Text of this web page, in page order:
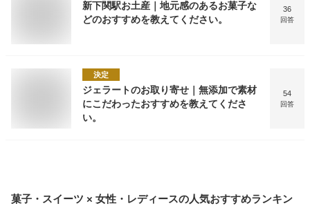
新下関駅お土産｜地元感のあるお菓子な
どのおすすめを教えてください。
36
回答
決定
ジェラートのお取り寄せ｜無添加で素材
にこだわったおすすめを教えてくださ
い。
54
回答
菓子・スイーツ × 女性・レディースの人気おすすめランキン